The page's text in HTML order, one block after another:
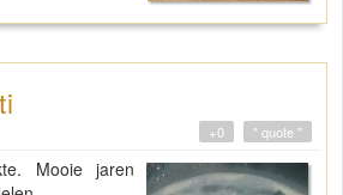
" quote "
+0
Mooie jaren